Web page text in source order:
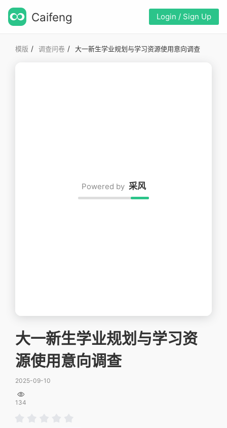
Caifeng Login / Sign Up
模版 / 调查问卷 / 大一新生学业规划与学习资源使用意向调查
大一新生学业规划与学习资
源使用意向调查
2025-09-10

134